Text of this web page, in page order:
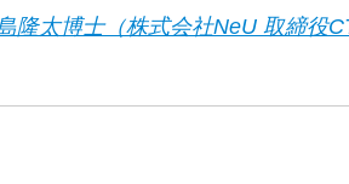
隆太博士（株式会社NeU 取締役